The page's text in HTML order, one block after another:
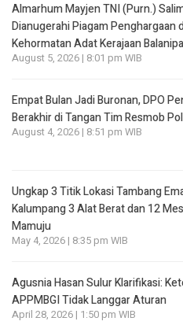
Almarhum Mayjen TNI (Purn.)
Dianugerahi Piagam Penghargaan
Kehormatan Adat Kerajaan Balanipa
August 5, 2026 | 8:01 pm WIB
Empat Bulan Jadi Buronan, DPO
Berakhir di Tangan Tim Resmob
August 4, 2026 | 8:51 pm WIB
Ungkap 3 Titik Lokasi Tambang
Kalumpang 3 Alat Berat dan 12
Mamuju
May 4, 2026 | 8:35 pm WIB
Agusnia Hasan Sulur Klarifikasi:
APPMBGI Tidak Langgar Aturan
April 28, 2026 | 1:50 pm WIB